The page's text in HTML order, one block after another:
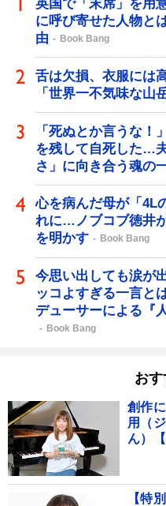
英国で「末席」を用
に呼び寄せた人物と
由
Book Bang
舌は欠損、衣服には
「世界一不気味な山
「死ぬとか言うな！
を残して自死した…
さ」に向き合う魂の
心を病んだ母が「4L
れに…ノブコブ徳井
を明かす
Book Bang
今思い出しても涙が
ッコよすぎる一言と
デューサーによる『
Book Bang
お
創作
用（
ん）
【特